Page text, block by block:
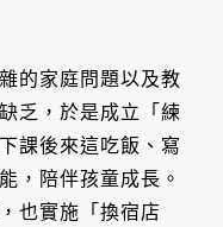
的家庭問題以及教
乏，於是成立「練
課後來這吃飯、寫
，陪伴孩童成長。
也實施「換宿店